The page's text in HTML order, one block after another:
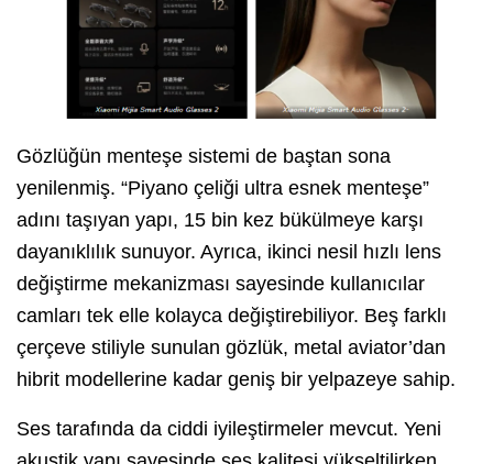
Gözlüğün menteşe sistemi de baştan sona
yenilenmiş. “Piyano çeliği ultra esnek menteşe”
adını taşıyan yapı, 15 bin kez bükülmeye karşı
dayanıklılık sunuyor. Ayrıca, ikinci nesil hızlı lens
değiştirme mekanizması sayesinde kullanıcılar
camları tek elle kolayca değiştirebiliyor. Beş farklı
çerçeve stiliyle sunulan gözlük, metal aviator’dan
hibrit modellerine kadar geniş bir yelpazeye sahip.
Ses tarafında da ciddi iyileştirmeler mevcut. Yeni